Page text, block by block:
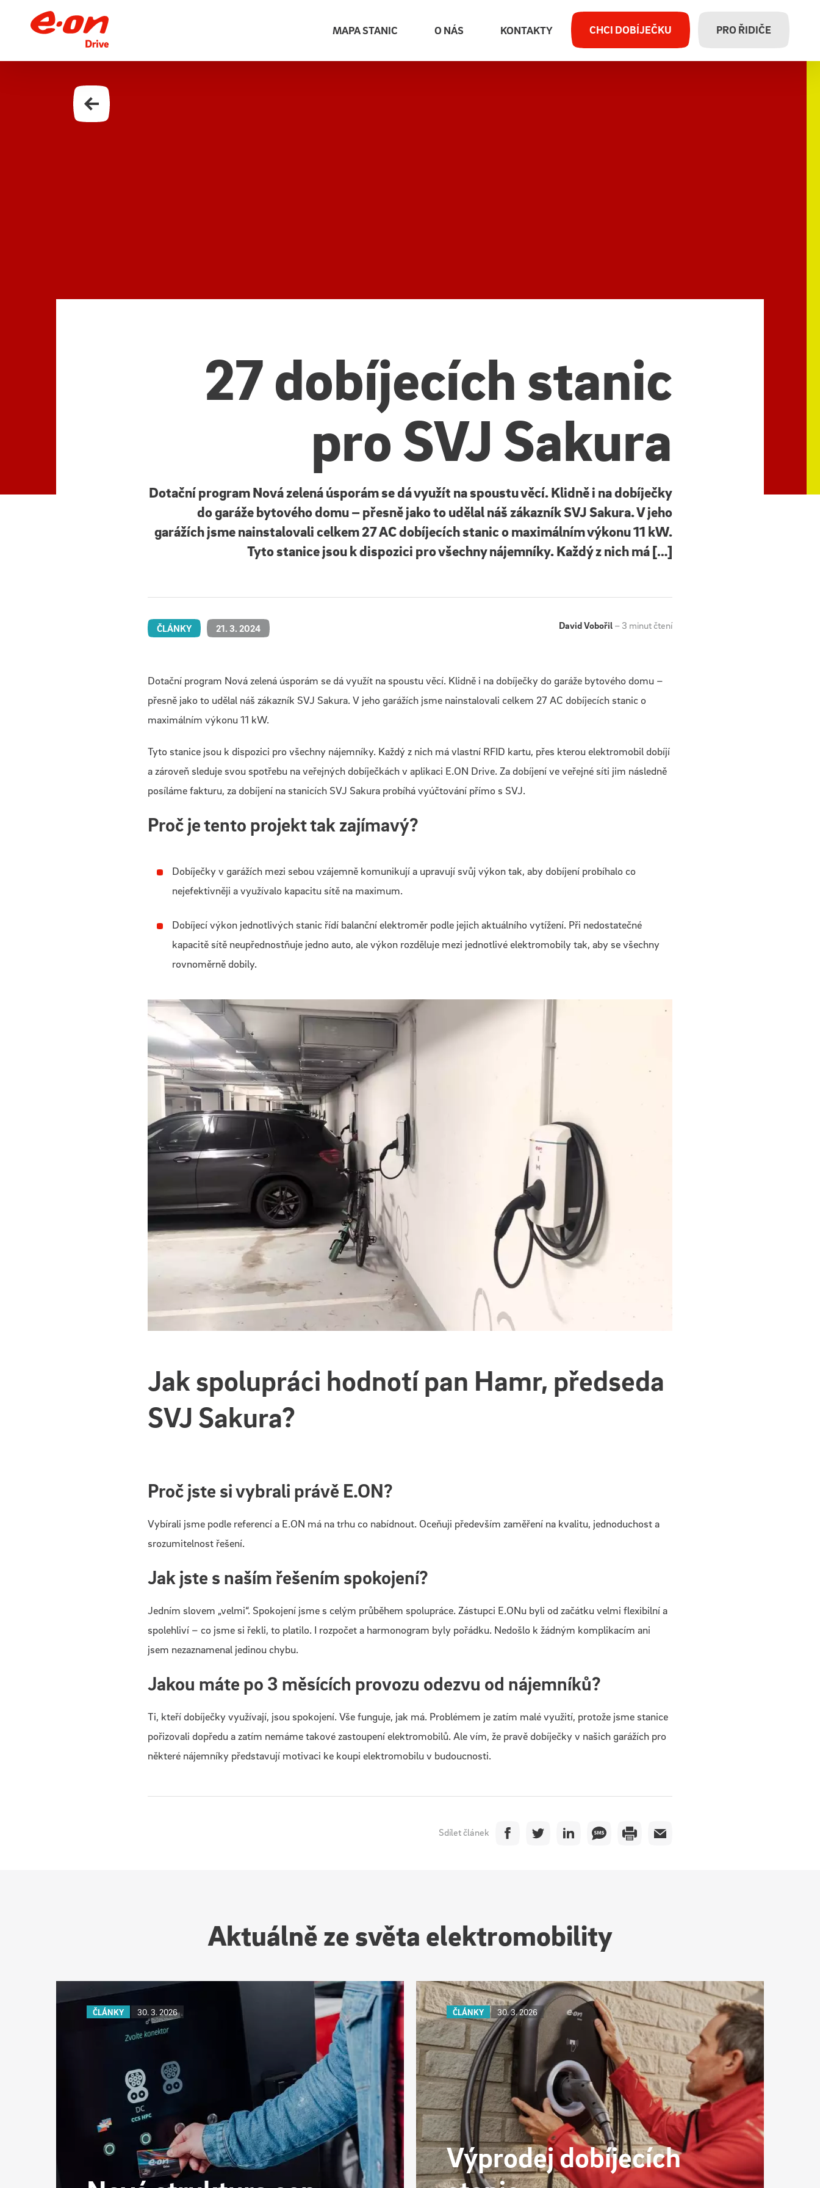
MAPA STANIC O NÁS KONTAKTY CHCI DOBÍJEČKU PRO ŘIDIČE
27 dobíjecích stanic
pro SVJ Sakura
Dotační program Nová zelená úsporám se dá využít na spoustu věcí. Klidně i na dobíječky
do garáže bytového domu – přesně jako to udělal náš zákazník SVJ Sakura. V jeho
garážích jsme nainstalovali celkem 27 AC dobíjecích stanic o maximálním výkonu 11 kW.
Tyto stanice jsou k dispozici pro všechny nájemníky. Každý z nich má […]
ČLÁNKY 21. 3. 2024 David Vobořil – 3 minut čtení
Dotační program Nová zelená úsporám se dá využít na spoustu věcí. Klidně i na dobíječky do garáže bytového domu –
přesně jako to udělal náš zákazník SVJ Sakura. V jeho garážích jsme nainstalovali celkem 27 AC dobíjecích stanic o
maximálním výkonu 11 kW.
Tyto stanice jsou k dispozici pro všechny nájemníky. Každý z nich má vlastní RFID kartu, přes kterou elektromobil dobíjí
a zároveň sleduje svou spotřebu na veřejných dobíječkách v aplikaci E.ON Drive. Za dobíjení ve veřejné síti jim následně
posíláme fakturu, za dobíjení na stanicích SVJ Sakura probíhá vyúčtování přímo s SVJ.
Proč je tento projekt tak zajímavý?
Dobíječky v garážích mezi sebou vzájemně komunikují a upravují svůj výkon tak, aby dobíjení probíhalo co
nejefektivněji a využívalo kapacitu sítě na maximum.
Dobíjecí výkon jednotlivých stanic řídí balanční elektroměr podle jejich aktuálního vytížení. Při nedostatečné
kapacitě sítě neupřednostňuje jedno auto, ale výkon rozděluje mezi jednotlivé elektromobily tak, aby se všechny
rovnoměrně dobily.
Jak spolupráci hodnotí pan Hamr, předseda
SVJ Sakura?
Proč jste si vybrali právě E.ON?
Vybírali jsme podle referencí a E.ON má na trhu co nabídnout. Oceňuji především zaměření na kvalitu, jednoduchost a
srozumitelnost řešení.
Jak jste s naším řešením spokojení?
Jedním slovem „velmi“. Spokojení jsme s celým průběhem spolupráce. Zástupci E.ONu byli od začátku velmi flexibilní a
spolehliví – co jsme si řekli, to platilo. I rozpočet a harmonogram byly pořádku. Nedošlo k žádným komplikacím ani
jsem nezaznamenal jedinou chybu.
Jakou máte po 3 měsících provozu odezvu od nájemníků?
Ti, kteří dobíječky využívají, jsou spokojení. Vše funguje, jak má. Problémem je zatím malé využití, protože jsme stanice
pořizovali dopředu a zatím nemáme takové zastoupení elektromobilů. Ale vím, že pravě dobíječky v našich garážích pro
některé nájemníky představují motivaci ke koupi elektromobilu v budoucnosti.
Sdílet článek
Aktuálně ze světa elektromobility
ČLÁNKY 30. 3. 2026 ČLÁNKY 30. 3. 2026
Výprodej dobíjecích